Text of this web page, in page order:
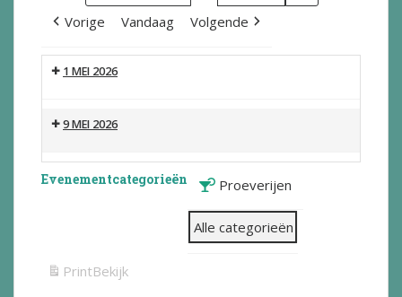
Vorige Vandaag Volgende
1 MEI 2026
9 MEI 2026
Evenementcategorieën Proeverijen
Alle categorieën
PrintBekijk